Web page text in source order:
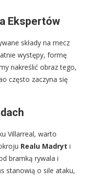
Ekspertów
składy na mecz
występy, formę
nakreślić obraz tego,
często zaczyna się
Villarreal, warto
Realu Madryt i
bramką rywala i
stanowią o sile ataku,